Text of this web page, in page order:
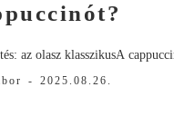
az olasz klasszikusA
- 2025.08.26.